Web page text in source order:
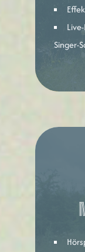
Singer-